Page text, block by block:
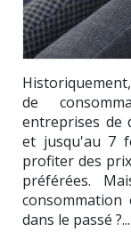
de
entreprises de
et jusqu'au 7
profiter des
préférées.
dans le passé ?...